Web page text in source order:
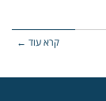
קרא עוד ←